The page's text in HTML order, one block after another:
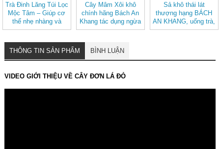
Trà Đinh Lăng Túi Lọc
Mộc Tâm – Giúp cơ
thể nhẹ nhàng và
tươi mát hơn
Cây Mâm Xôi khô
chính hãng Bách An
Khang tác dụng ngừa
sỏi thận, tốt cho sức
Sả khô thái lát
thượng hạng BÁCH
AN KHANG, uống trà,
làm gia vị, tốt cho
THÔNG TIN SẢN PHẨM
BÌNH LUẬN
VIDEO GIỚI THIỆU VỀ CÂY ĐƠN LÁ ĐỎ